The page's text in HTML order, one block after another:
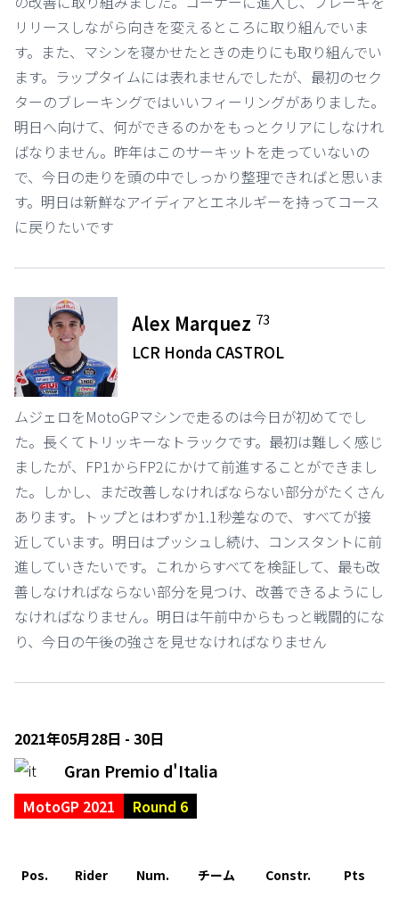
リリースしながら向きを変えるところに取り組んでいま
す。また、マシンを寝かせたときの走りにも取り組んでい
ます。ラップタイムには表れませんでしたが、最初のセク
ターのブレーキングではいいフィーリングがありました。
明日へ向けて、何ができるのかをもっとクリアにしなけれ
ばなりません。昨年はこのサーキットを走っていないの
で、今日の走りを頭の中でしっかり整理できればと思いま
す。明日は新鮮なアイディアとエネルギーを持ってコース
に戻りたいです
Alex Marquez 73
LCR Honda CASTROL
ムジェロをMotoGPマシンで走るのは今日が初めてでし
た。長くてトリッキーなトラックです。最初は難しく感じ
ましたが、FP1からFP2にかけて前進することができまし
た。しかし、まだ改善しなければならない部分がたくさん
あります。トップとはわずか1.1秒差なので、すべてが接
近しています。明日はプッシュし続け、コンスタントに前
進していきたいです。これからすべてを検証して、最も改
善しなければならない部分を見つけ、改善できるようにし
なければなりません。明日は午前中からもっと戦闘的にな
り、今日の午後の強さを見せなければなりません
2021年05月28日 - 30日
Gran Premio d'Italia
MotoGP 2021 Round 6
Pos. Rider Num. チーム Constr. Pts